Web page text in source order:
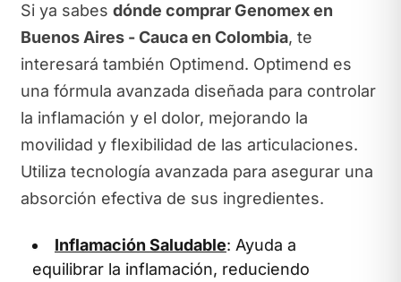
Si ya sabes dónde comprar Genomex en
Buenos Aires - Cauca en Colombia, te
interesará también Optimend. Optimend es
una fórmula avanzada diseñada para controlar
la inflamación y el dolor, mejorando la
movilidad y flexibilidad de las articulaciones.
Utiliza tecnología avanzada para asegurar una
absorción efectiva de sus ingredientes.
Inflamación Saludable: Ayuda a
equilibrar la inflamación, reduciendo